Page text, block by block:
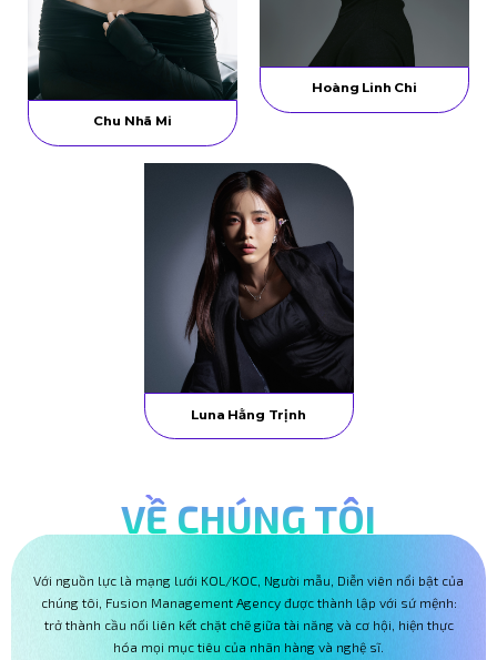
Chu Nhã Mi
Hoàng Linh Chi
Luna Hằng Trịnh
VỀ CHÚNG TÔI
Với nguồn lực là mạng lưới KOL/KOC, Người mẫu, Diễn viên nổi bật của
chúng tôi, Fusion Management Agency được thành lập với sứ mệnh:
trở thành cầu nối liên kết chặt chẽ giữa tài năng và cơ hội, hiện thực
hóa mọi mục tiêu của nhãn hàng và nghệ sĩ.